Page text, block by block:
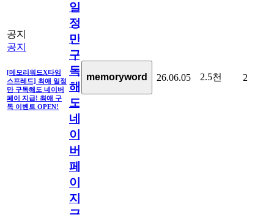
공지
공지
[메모리워드X타임
스프레드] 최애 일정
만 구독해도 네이버
페이 지급! 최애 구
독 이벤트 OPEN!
일
정
만
구
독
해
도
네
이
버
페
이
지
memoryword 26.06.05 2.5천 2